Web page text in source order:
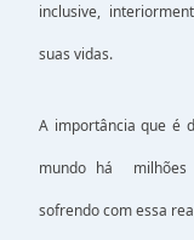
inclusive,
suas vidas.
A importância que é
mundo há milhões
sofrendo com essa